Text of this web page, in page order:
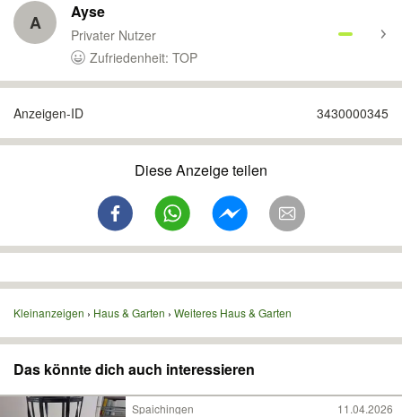
A Ayse
Privater Nutzer
Zufriedenheit: TOP
Anzeigen-ID 3430000345
Diese Anzeige teilen
Kleinanzeigen Haus & Garten Weiteres Haus & Garten
Das könnte dich auch interessieren
Spaichingen 11.04.2026